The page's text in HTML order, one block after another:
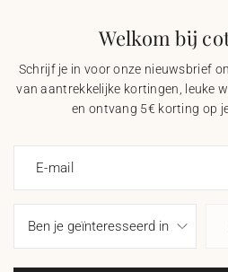
Welkom bij
Schrijf je in voor onze nieuwsbrief
van aantrekkelijke kortingen, leuke
en ontvang 5€ korting op
E-mail